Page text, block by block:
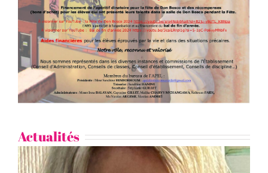
Actualités